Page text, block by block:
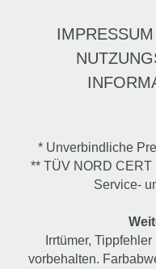
IMPRESSUM
* Unverbindliche
** TÜV NORD CERT
Service-
Irrtümer,
vorbehalten.